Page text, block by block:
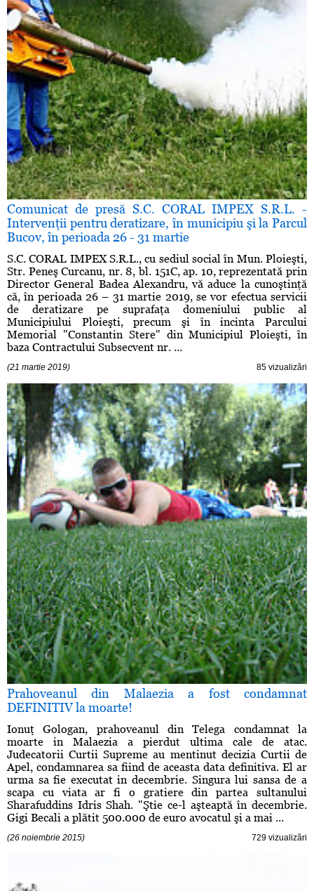
Comunicat de presă S.C. CORAL IMPEX S.R.L. -
Intervenţii pentru deratizare, în municipiu şi la Parcul
Bucov, în perioada 26 - 31 martie
S.C. CORAL IMPEX S.R.L., cu sediul social în Mun. Ploieşti,
Str. Peneş Curcanu, nr. 8, bl. 151C, ap. 10, reprezentată prin
Director General Badea Alexandru, vă aduce la cunoştinţă
că, în perioada 26 – 31 martie 2019, se vor efectua servicii
de deratizare pe suprafaţa domeniului public al
Municipiului Ploieşti, precum şi în incinta Parcului
Memorial "Constantin Stere" din Municipiul Ploieşti, în
baza Contractului Subsecvent nr. ...
(21 martie 2019) 85 vizualizări
Prahoveanul din Malaezia a fost condamnat
DEFINITIV la moarte!
Ionuţ Gologan, prahoveanul din Telega condamnat la
moarte in Malaezia a pierdut ultima cale de atac.
Judecatorii Curtii Supreme au mentinut decizia Curtii de
Apel, condamnarea sa fiind de aceasta data definitiva. El ar
urma sa fie executat in decembrie. Singura lui sansa de a
scapa cu viata ar fi o gratiere din partea sultanului
Sharafuddins Idris Shah. "Ştie ce-l aşteaptă în decembrie.
Gigi Becali a plătit 500.000 de euro avocatul şi a mai ...
(26 noiembrie 2015) 729 vizualizări